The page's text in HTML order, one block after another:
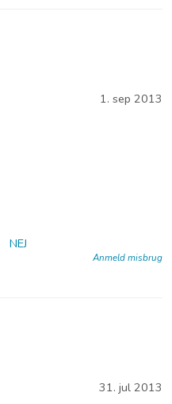
1. sep 2013
NEJ
Anmeld misbrug
31. jul 2013